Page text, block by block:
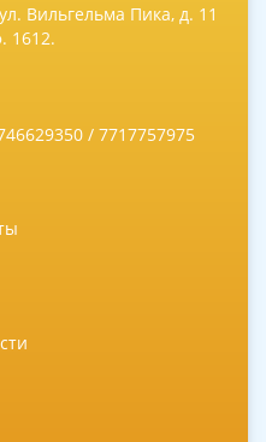
Вильгельма Пика, д. 11
1612.
/ 7717757975